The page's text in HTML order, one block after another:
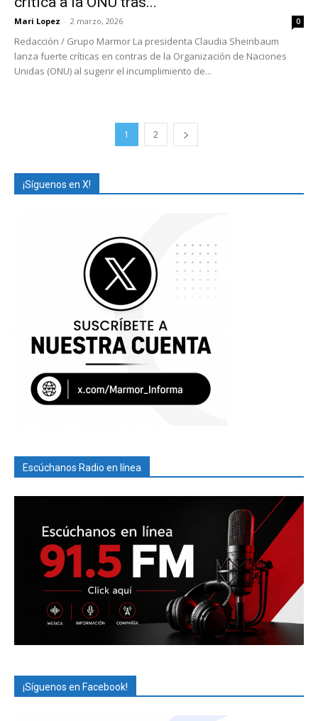
Mari Lopez - 2 marzo, 2026 0
Redacción / Grupo Marmor La presidenta Claudia Sheinbaum
lanza fuerte críticas en contras de la Organización de Naciones
Unidas (ONU) al sugerir el incumplimiento de...
1 2
¡Síguenos en X!
Escúchanos Radio en línea
¡Síguenos en Facebook!